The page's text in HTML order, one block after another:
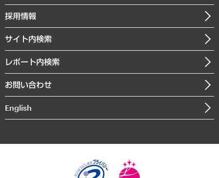
GRC（ガバナンス・リスク・コンプライアンス）・防災（政策）
経済・産業・雇用・労働
まちづくり・観光・交通・スポーツ・スマートシティ
自然資源・農林水産業・食料システム
経営用語集
受託・受注実績（官公庁関連）
メディア掲載・出演
社長メッセージ
会社概要
沿革
組織図・本部部室紹介
インドネシア現地法人
個人情報保護方針
ニュースリリース
お知らせ
採用情報
サイト内検索
レポート内検索
お問い合わせ
English